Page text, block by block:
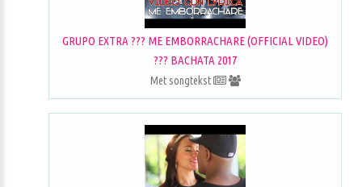
GRUPO EXTRA ??? ME EMBORRACHARE (OFFICIAL VIDEO)
??? BACHATA 2017
Met songtekst